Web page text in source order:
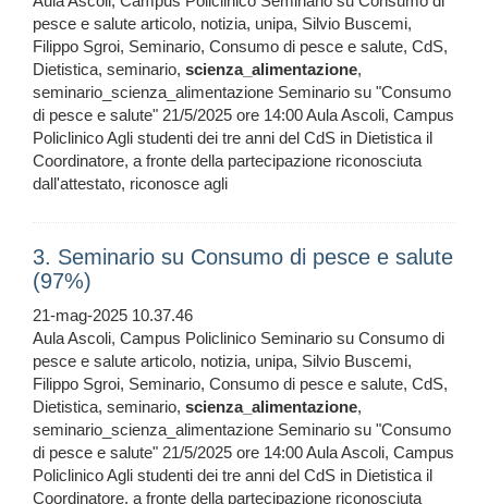
pesce e salute articolo, notizia, unipa, Silvio Buscemi,
Filippo Sgroi, Seminario, Consumo di pesce e salute, CdS,
Dietistica, seminario, scienza_alimentazione,
seminario_scienza_alimentazione Seminario su "Consumo
di pesce e salute" 21/5/2025 ore 14:00 Aula Ascoli, Campus
Policlinico Agli studenti dei tre anni del CdS in Dietistica il
Coordinatore, a fronte della partecipazione riconosciuta
dall'attestato, riconosce agli
3. Seminario su Consumo di pesce e salute
(97%)
21-mag-2025 10.37.46
Aula Ascoli, Campus Policlinico Seminario su Consumo di
pesce e salute articolo, notizia, unipa, Silvio Buscemi,
Filippo Sgroi, Seminario, Consumo di pesce e salute, CdS,
Dietistica, seminario, scienza_alimentazione,
seminario_scienza_alimentazione Seminario su "Consumo
di pesce e salute" 21/5/2025 ore 14:00 Aula Ascoli, Campus
Policlinico Agli studenti dei tre anni del CdS in Dietistica il
Coordinatore, a fronte della partecipazione riconosciuta